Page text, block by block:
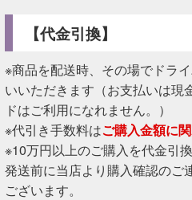
【代金引換】
※商品を配送時、その場でドラ
いいただきます（お支払いは現
ドはご利用になれません。）
※代引き手数料はご購入金額に
※10万円以上のご購入を代金引
発送前に当店より購入確認のご
ございます。